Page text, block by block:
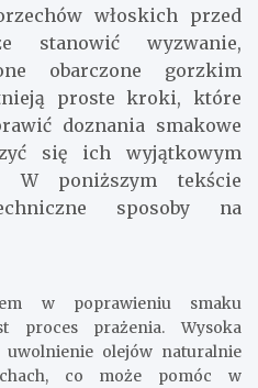
włoskich przed
stanowić wyzwanie,
obarczone gorzkim
proste kroki, które
doznania smakowe
się ich wyjątkowym
W poniższym tekście
sposoby na
w poprawieniu smaku
proces prażenia. Wysoka
olejów naturalnie
co może pomóc w